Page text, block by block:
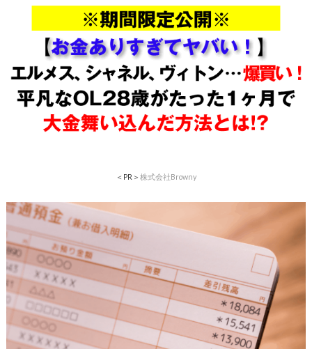
＜PR＞ 株式会社Browny